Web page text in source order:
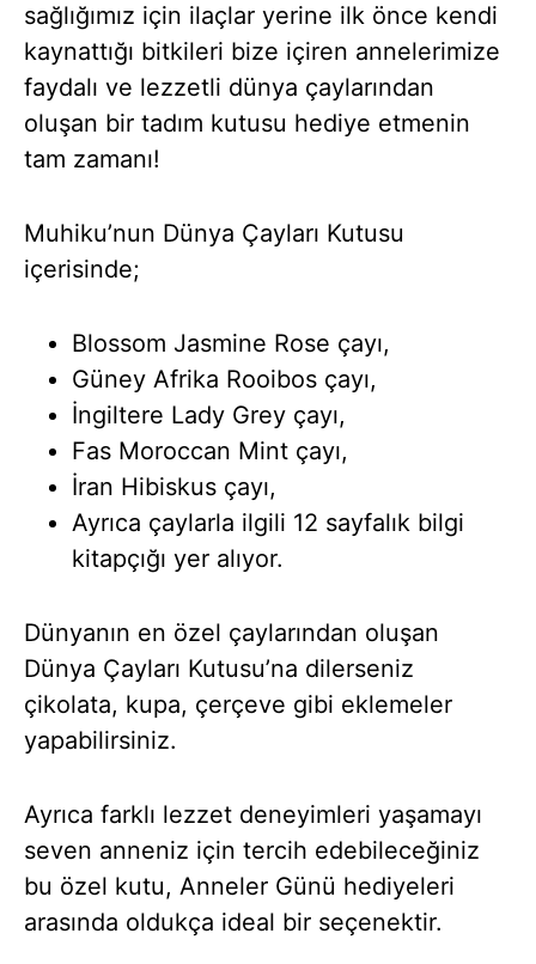
sağlığımız için ilaçlar yerine ilk önce kendi
kaynattığı bitkileri bize içiren annelerimize
faydalı ve lezzetli dünya çaylarından
oluşan bir tadım kutusu hediye etmenin
tam zamanı!
Muhiku’nun Dünya Çayları Kutusu
içerisinde;
Blossom Jasmine Rose çayı,
Güney Afrika Rooibos çayı,
İngiltere Lady Grey çayı,
Fas Moroccan Mint çayı,
İran Hibiskus çayı,
Ayrıca çaylarla ilgili 12 sayfalık bilgi
kitapçığı yer alıyor.
Dünyanın en özel çaylarından oluşan
Dünya Çayları Kutusu’na dilerseniz
çikolata, kupa, çerçeve gibi eklemeler
yapabilirsiniz.
Ayrıca farklı lezzet deneyimleri yaşamayı
seven anneniz için tercih edebileceğiniz
bu özel kutu, Anneler Günü hediyeleri
arasında oldukça ideal bir seçenektir.